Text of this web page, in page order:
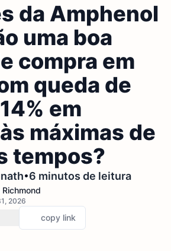
da Amphenol
uma boa
compra em
queda de
em
máximas de
tempos?
•6 minutos de leitura
2026
copy link